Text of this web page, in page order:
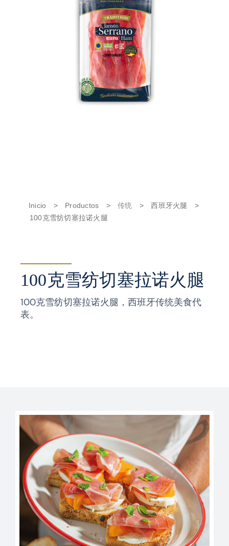
Inicio > Productos > 传统 > 西班牙火腿
>
100克雪纺切塞拉诺火腿
100克雪纺切塞拉诺火腿
100克雪纺切塞拉诺火腿，西班牙传统美食代
表。